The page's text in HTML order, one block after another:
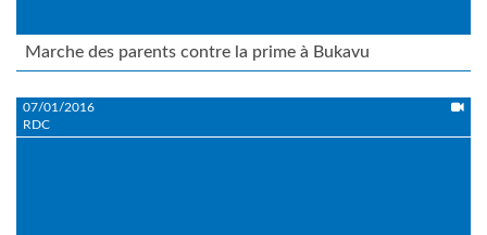
Marche des parents contre la prime à Bukavu
07/01/2016
RDC